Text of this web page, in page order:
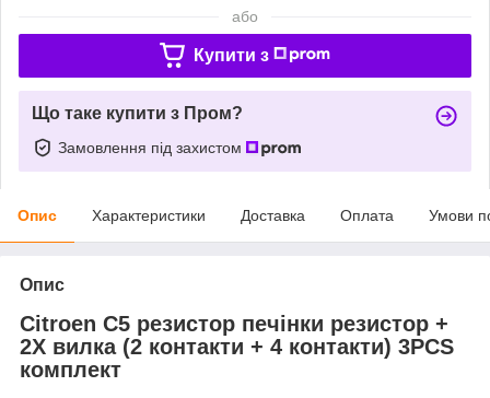
або
Купити з
Що таке купити з Пром?
Замовлення під захистом
Опис Характеристики Доставка Оплата Умови
Опис
Citroen C5 резистор печінки резистор +
2X вилка (2 контакти + 4 контакти) 3PCS
комплект